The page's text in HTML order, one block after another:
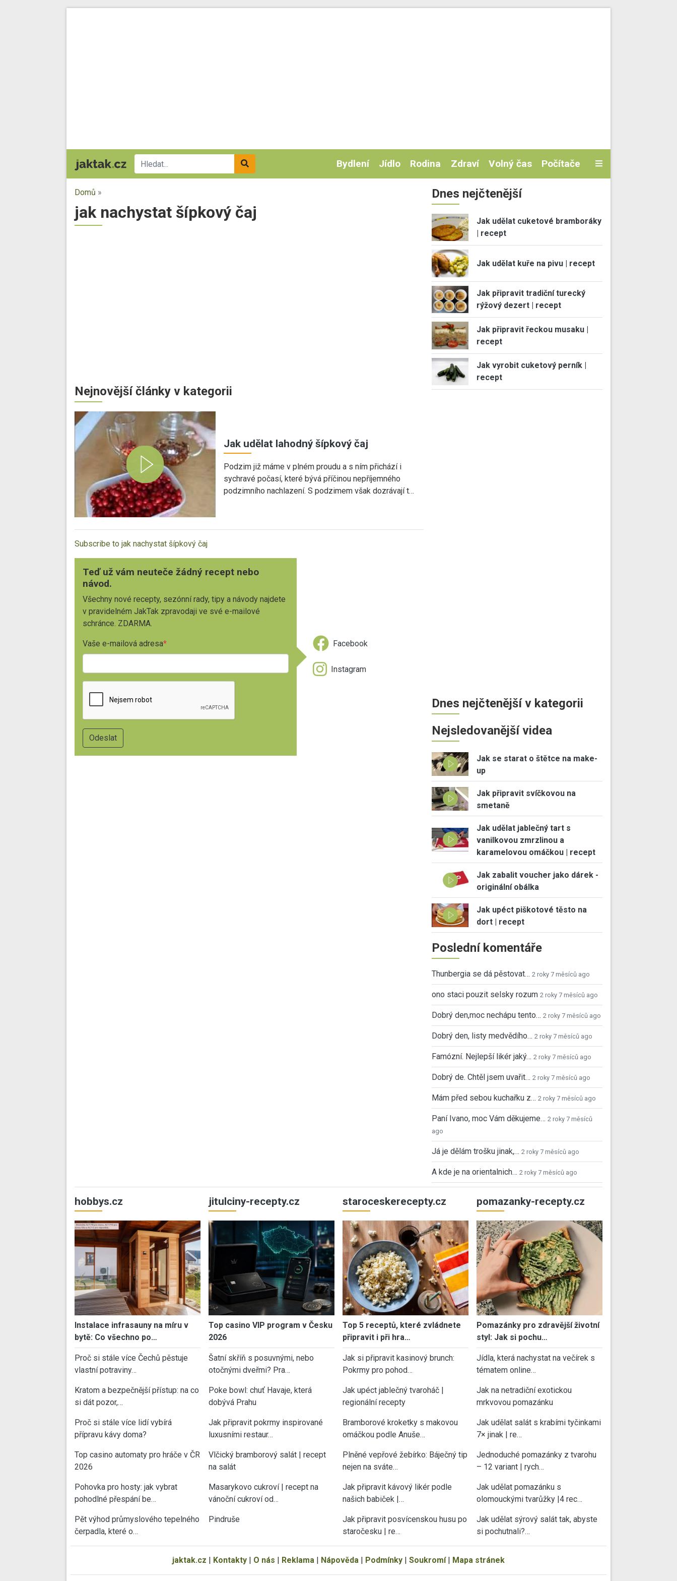
Bydlení Jídlo Rodina Zdraví Volný čas Počítače
Domů »
jak nachystat šípkový čaj
Nejnovější články v kategorii
Jak udělat lahodný šípkový čaj
Podzim již máme v plném proudu a s ním přichází i
sychravé počasí, které bývá příčinou nepříjemného
podzimního nachlazení. S podzimem však dozrávají t…
Subscribe to jak nachystat šípkový čaj
Teď už vám neuteče žádný recept nebo
návod.
Všechny nové recepty, sezónní rady, tipy a návody najdete
v pravidelném JakTak zpravodaji ve své e-mailové
schránce. ZDARMA.
Vaše e-mailová adresa Facebook
Instagram
Dnes nejčtenější
Jak udělat cuketové bramboráky
| recept
Jak udělat kuře na pivu | recept
Jak připravit tradiční turecký
rýžový dezert | recept
Jak připravit řeckou musaku |
recept
Jak vyrobit cuketový perník |
recept
Dnes nejčtenější v kategorii
Nejsledovanější videa
Jak se starat o štětce na make-
up
Jak připravit svíčkovou na
smetaně
Jak udělat jablečný tart s
vanilkovou zmrzlinou a
karamelovou omáčkou | recept
Jak zabalit voucher jako dárek -
originální obálka
Jak upéct piškotové těsto na
dort | recept
Poslední komentáře
Thunbergia se dá pěstovat… 2 roky 7 měsíců ago
ono staci pouzit selsky rozum 2 roky 7 měsíců ago
Dobrý den,moc nechápu tento… 2 roky 7 měsíců ago
Dobrý den, listy medvědího… 2 roky 7 měsíců ago
Famózní. Nejlepší likér jaký… 2 roky 7 měsíců ago
Dobrý de. Chtěl jsem uvařit… 2 roky 7 měsíců ago
Mám před sebou kuchařku z… 2 roky 7 měsíců ago
Paní Ivano, moc Vám děkujeme… 2 roky 7 měsíců
ago
Já je dělám trošku jinak,… 2 roky 7 měsíců ago
A kde je na orientalnich… 2 roky 7 měsíců ago
hobbys.cz
Instalace infrasauny na míru v
bytě: Co všechno po…
Proč si stále více Čechů pěstuje
vlastní potraviny…
Kratom a bezpečnější přístup: na co
si dát pozor,…
Proč si stále více lidí vybírá
přípravu kávy doma?
Top casino automaty pro hráče v ČR
2026
Pohovka pro hosty: jak vybrat
pohodlné přespání be…
Pět výhod průmyslového tepelného
čerpadla, které o…
jitulciny-recepty.cz
Top casino VIP program v Česku
2026
Šatní skříň s posuvnými, nebo
otočnými dveřmi? Pra…
Poke bowl: chuť Havaje, která
dobývá Prahu
Jak připravit pokrmy inspirované
luxusními restaur…
Vlčický bramborový salát | recept
na salát
Masarykovo cukroví | recept na
vánoční cukroví od…
Pindruše
staroceskerecepty.cz
Top 5 receptů, které zvládnete
připravit i při hra…
Jak si připravit kasinový brunch:
Pokrmy pro pohod…
Jak upéct jablečný tvaroháč |
regionální recepty
Bramborové kroketky s makovou
omáčkou podle Anuše…
Plněné vepřové žebírko: Báječný tip
nejen na sváte…
Jak připravit kávový likér podle
našich babiček |…
Jak připravit posvícenskou husu po
staročesku | re…
pomazanky-recepty.cz
Pomazánky pro zdravější životní
styl: Jak si pochu…
Jídla, která nachystat na večírek s
tématem online…
Jak na netradiční exotickou
mrkvovou pomazánku
Jak udělat salát s krabími tyčinkami
7× jinak | re…
Jednoduché pomazánky z tvarohu
– 12 variant | rych…
Jak udělat pomazánku s
olomouckými tvarůžky |4 rec…
Jak udělat sýrový salát tak, abyste
si pochutnali?…
jaktak.cz | Kontakty | O nás | Reklama | Nápověda | Podmínky | Soukromí| Mapa stránek